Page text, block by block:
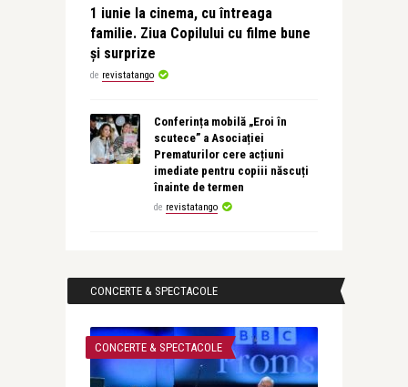
1 iunie la cinema, cu întreaga
familie. Ziua Copilului cu filme bune
și surprize
de revistatango
Conferința mobilă „Eroi în
scutece” a Asociației
Prematurilor cere acțiuni
imediate pentru copiii născuți
înainte de termen
de revistatango
CONCERTE & SPECTACOLE
CONCERTE & SPECTACOLE